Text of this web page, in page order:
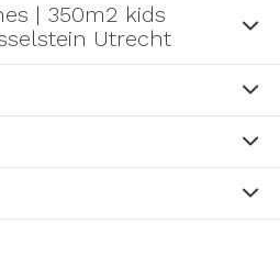
| 350m2 kids
Utrecht